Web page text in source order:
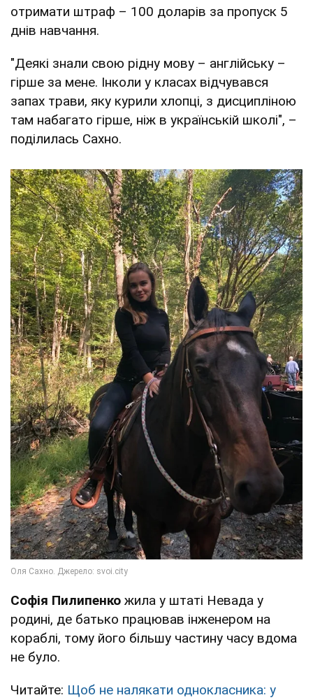
отримати штраф – 100 доларів за пропуск 5
днів навчання.
"Деякі знали свою рідну мову – англійську –
гірше за мене. Інколи у класах відчувався
запах трави, яку курили хлопці, з дисципліною
там набагато гірше, ніж в українській школі", –
поділилась Сахно.
Софія Пилипенко жила у штаті Невада у
родині, де батько працював інженером на
кораблі, тому його більшу частину часу вдома
не було.
Читайте: Щоб не налякати однокласника: у